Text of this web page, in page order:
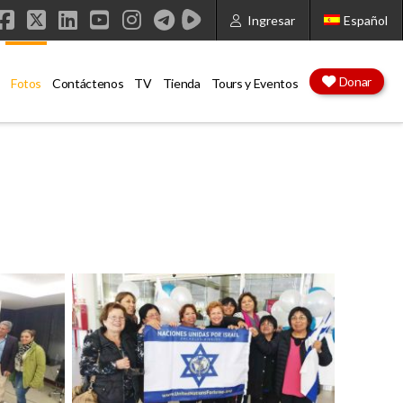
Ingresar Español
Facebook
X LinkedIn
YouTube
Instagram
Fotos Contáctenos TV Tienda Tours y Eventos Donar